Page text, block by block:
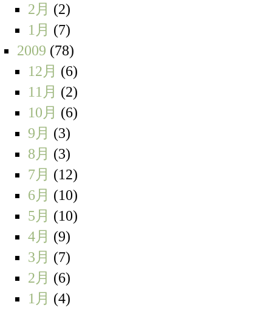
2月 (2)
1月 (7)
2009 (78)
12月 (6)
11月 (2)
10月 (6)
9月 (3)
8月 (3)
7月 (12)
6月 (10)
5月 (10)
4月 (9)
3月 (7)
2月 (6)
1月 (4)